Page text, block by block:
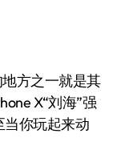
X“刘海”强
当你玩起来动